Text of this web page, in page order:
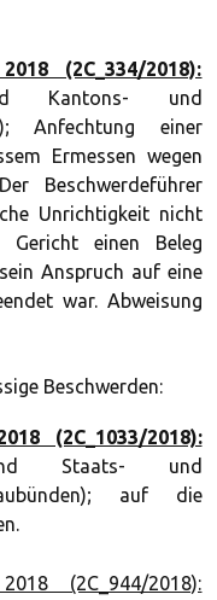
(2C_334/2018):
Kantons- und
Anfechtung einer
Ermessen wegen
Beschwerdeführer
Unrichtigkeit nicht
Gericht einen Beleg
Anspruch auf eine
war. Abweisung
Beschwerden:
(2C_1033/2018):
Staats- und
auf die
(2C_944/2018):